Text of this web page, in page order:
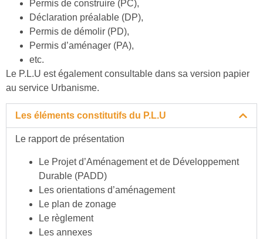
Permis de construire (PC),
Déclaration préalable (DP),
Permis de démolir (PD),
Permis d’aménager (PA),
etc.
Le P.L.U est également consultable dans sa version papier
au service Urbanisme.
Les éléments constitutifs du P.L.U
Le rapport de présentation
Le Projet d’Aménagement et de Développement
Durable (PADD)
Les orientations d’aménagement
Le plan de zonage
Le règlement
Les annexes